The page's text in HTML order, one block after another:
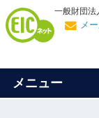
一般財団法
メ
メニュー